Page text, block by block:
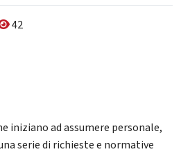
42
iniziano ad assumere personale,
serie di richieste e normative